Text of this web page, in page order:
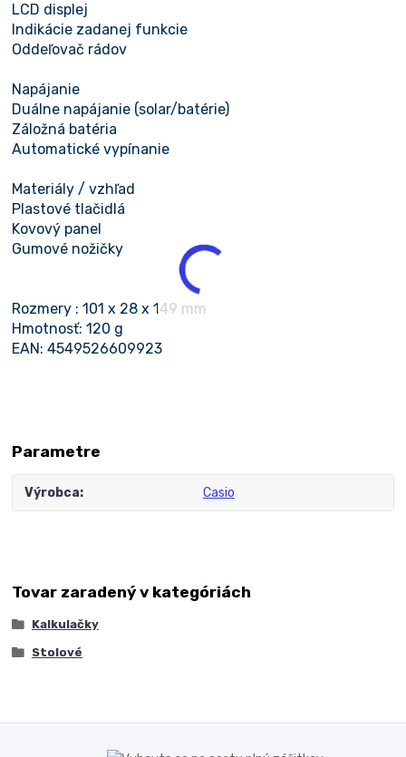
LCD displej
Indikácie zadanej funkcie
Oddeľovač rádov
Napájanie
Duálne napájanie (solar/batérie)
Záložná batéria
Automatické vypínanie
Materiály / vzhľad
Plastové tlačidlá
Kovový panel
Gumové nožičky
Rozmery : 101 x 28 x 149 mm
Hmotnosť: 120 g
EAN: 4549526609923
Parametre
Výrobca Casio
Tovar zaradený v kategóriách
Kalkulačky
Stolové